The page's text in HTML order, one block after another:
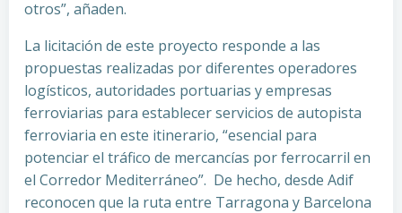
otros”, añaden.
La licitación de este proyecto responde a las
propuestas realizadas por diferentes operadores
logísticos, autoridades portuarias y empresas
ferroviarias para establecer servicios de autopista
ferroviaria en este itinerario, “esencial para
potenciar el tráfico de mercancías por ferrocarril en
el Corredor Mediterráneo”. De hecho, desde Adif
reconocen que la ruta entre Tarragona y Barcelona